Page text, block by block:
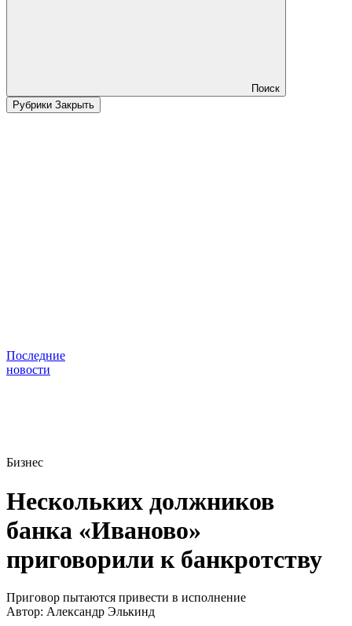
Поиск
Рубрики Закрыть
Последние
новости
Бизнес
Нескольких должников
банка «Иваново»
приговорили к банкротству
Приговор пытаются привести в исполнение
Автор: Александр Элькинд